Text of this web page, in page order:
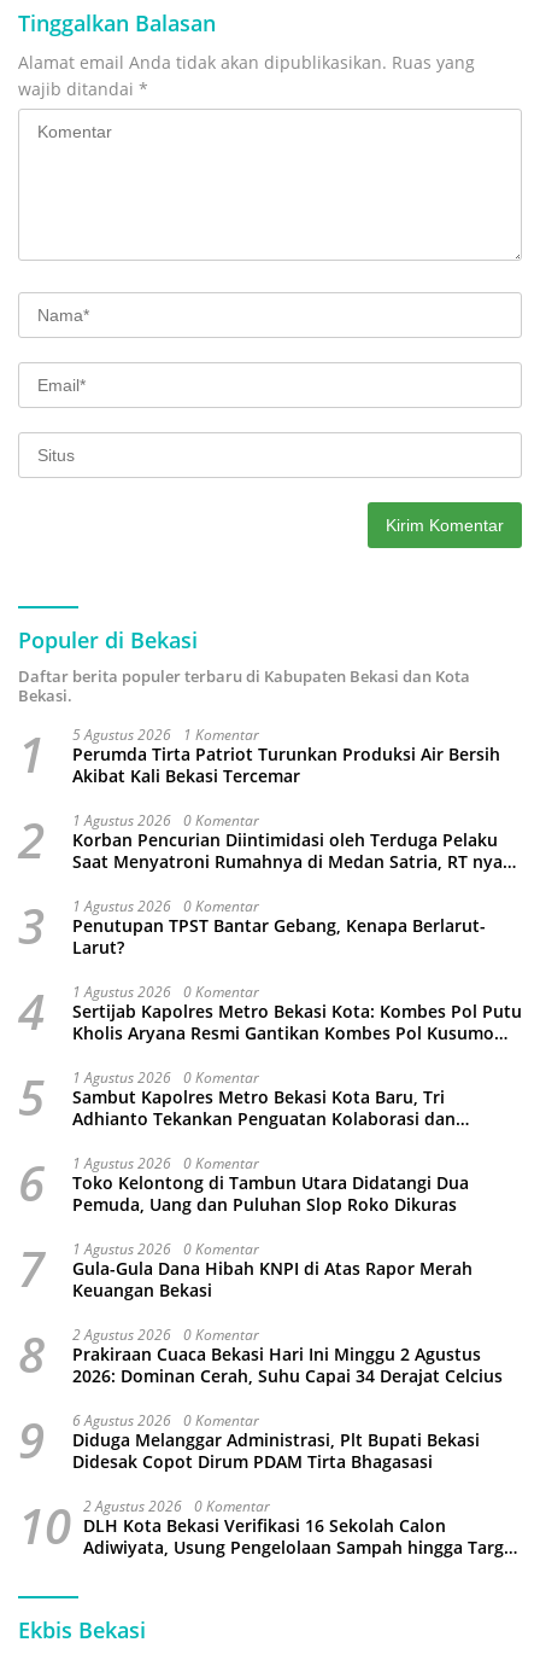
Tinggalkan Balasan
Alamat email Anda tidak akan dipublikasikan. Ruas yang
wajib ditandai *
Populer di Bekasi
Daftar berita populer terbaru di Kabupaten Bekasi dan Kota
Bekasi.
1 5 Agustus 2026 1 Komentar
Perumda Tirta Patriot Turunkan Produksi Air Bersih
Akibat Kali Bekasi Tercemar
2 1 Agustus 2026 0 Komentar
Korban Pencurian Diintimidasi oleh Terduga Pelaku
Saat Menyatroni Rumahnya di Medan Satria, RT nya
3 1 Agustus 2026 0 Komentar
Penutupan TPST Bantar Gebang, Kenapa Berlarut-
Larut?
4 1 Agustus 2026 0 Komentar
Sertijab Kapolres Metro Bekasi Kota: Kombes Pol Putu
Kholis Aryana Resmi Gantikan Kombes Pol Kusumo
5 1 Agustus 2026 0 Komentar
Sambut Kapolres Metro Bekasi Kota Baru, Tri
Adhianto Tekankan Penguatan Kolaborasi dan
6 1 Agustus 2026 0 Komentar
Toko Kelontong di Tambun Utara Didatangi Dua
Pemuda, Uang dan Puluhan Slop Roko Dikuras
7 1 Agustus 2026 0 Komentar
Gula-Gula Dana Hibah KNPI di Atas Rapor Merah
Keuangan Bekasi
8 2 Agustus 2026 0 Komentar
Prakiraan Cuaca Bekasi Hari Ini Minggu 2 Agustus
2026: Dominan Cerah, Suhu Capai 34 Derajat Celcius
9 6 Agustus 2026 0 Komentar
Diduga Melanggar Administrasi, Plt Bupati Bekasi
Didesak Copot Dirum PDAM Tirta Bhagasasi
10 2 Agustus 2026 0 Komentar
DLH Kota Bekasi Verifikasi 16 Sekolah Calon
Adiwiyata, Usung Pengelolaan Sampah hingga Target
Ekbis Bekasi